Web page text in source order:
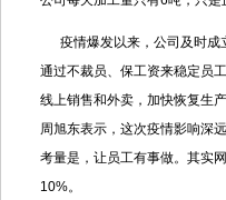
疫情爆发以来，公司及时成
通过不裁员、保工资来稳定员
线上销售和外卖，加快恢复生
周旭东表示，这次疫情影响深
考量是，让员工有事做。其实
10%。